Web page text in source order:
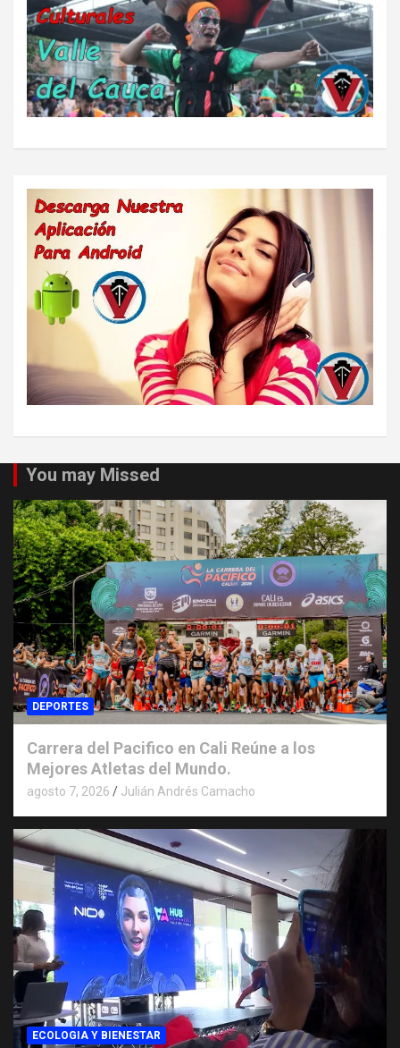
You may Missed
DEPORTES
Carrera del Pacifico en Cali Reúne a los
Mejores Atletas del Mundo.
agosto 7, 2026 Julián Andrés Camacho
ECOLOGIA Y BIENESTAR